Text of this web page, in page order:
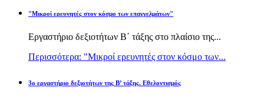
"Μικροί ερευνητές στον κόσμο των επαγγελμάτων"
Εργαστήριο δεξιοτήτων Β΄ τάξης στο πλαίσιο της...
Περισσότερα: "Μικροί ερευνητές στον κόσμο των...
3ο εργαστήριο δεξιοτήτων της Β’ τάξης. Εθελοντισμός